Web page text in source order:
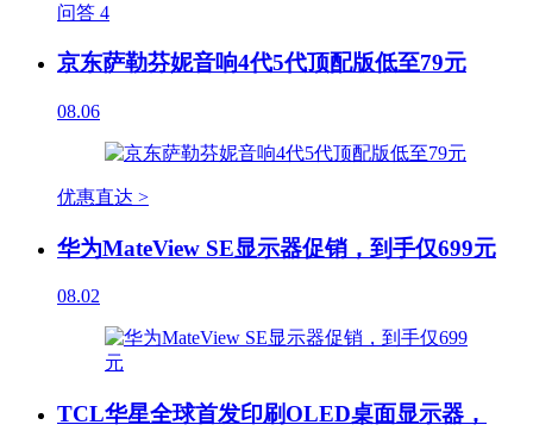
问答 4
京东萨勒芬妮音响4代5代顶配版低至79元
08.06
优惠直达 >
华为MateView SE显示器促销，到手仅699元
08.02
TCL华星全球首发印刷OLED桌面显示器，